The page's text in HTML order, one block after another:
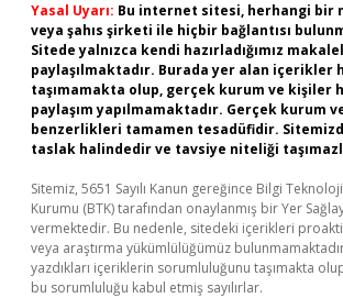
Yasal Uyarı: Bu internet sitesi, herhangi bir
veya şahıs şirketi ile hiçbir bağlantısı
Sitede yalnızca kendi hazırladığımız
paylaşılmaktadır. Burada yer alan içerikler
taşımamakta olup, gerçek kurum ve kişiler
paylaşım yapılmamaktadır. Gerçek kurum
benzerlikleri tamamen tesadüfidir.
taslak halindedir ve tavsiye niteliği
Sitemiz, 5651 Sayılı Kanun gereğince Bilgi
Kurumu (BTK) tarafından onaylanmış bir Yer
vermektedir. Bu nedenle, sitedeki içerikleri
veya araştırma yükümlülüğümüz
yazdıkları içeriklerin sorumluluğunu taşımakta
bu sorumluluğu kabul etmiş sayılırlar.